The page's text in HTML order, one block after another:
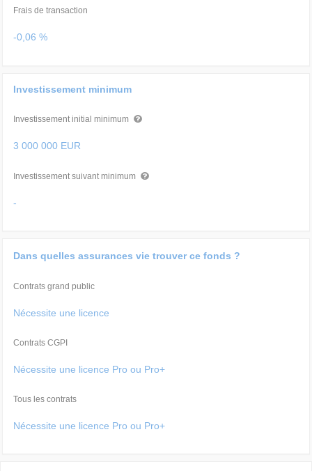
Frais de transaction
-0,06 %
Investissement minimum
Investissement initial minimum
3 000 000 EUR
Investissement suivant minimum
-
Dans quelles assurances vie trouver ce fonds ?
Contrats grand public
Nécessite une licence
Contrats CGPI
Nécessite une licence Pro ou Pro+
Tous les contrats
Nécessite une licence Pro ou Pro+